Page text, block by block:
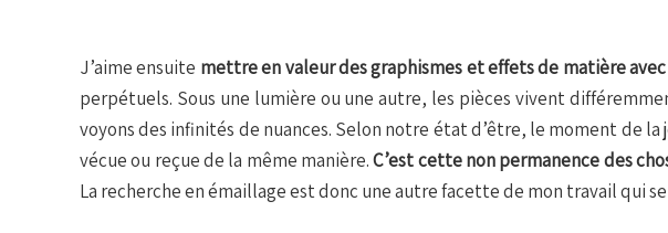
J’aime ensuite mettre en valeur des graphismes et effets de matière
perpétuels. Sous une lumière ou une autre, les pièces vivent
voyons des infinités de nuances. Selon notre état d’être, le moment de
vécue ou reçue de la même manière.C’est cette non permanence des
La recherche en émaillage est donc une autre facette de mon travail qui